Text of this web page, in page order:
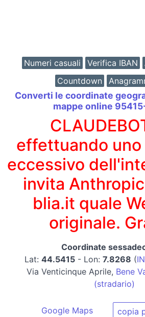
Numeri casuali Verifica IBAN
Countdown
Converti le coordinate
mappe online
effettuando
eccessivo
invita
blia.it quale
originale.
Coordinate
Lat: 44.5415 - Lon: 7.8268 (IN
Via Venticinque Aprile, Bene
(stradario)
Google Maps copia